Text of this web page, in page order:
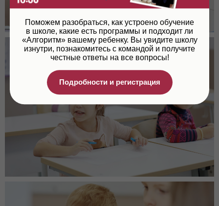
Поможем разобраться, как устроено обучение
в школе, какие есть программы и подходит ли
«Алгоритм» вашему ребенку. Вы увидите школу
изнутри, познакомитесь с командой и получите
честные ответы на все вопросы!
Подробности и регистрация